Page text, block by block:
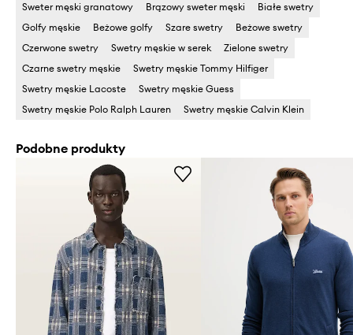
Sweter męski granatowy
Brązowy sweter męski
Białe swetry
Golfy męskie
Beżowe golfy Szare swetry
Beżowe swetry
Czerwone swetry
Swetry męskie w serek
Zielone swetry
Czarne swetry męskie
Swetry męskie Tommy Hilfiger
Swetry męskie Lacoste
Swetry męskie Guess
Swetry męskie Polo Ralph Lauren
Swetry męskie Calvin Klein
Podobne produkty